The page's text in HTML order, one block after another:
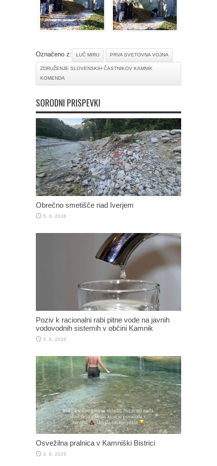
Označeno z: LUČ MIRU PRVA SVETOVNA VOJNA
ZDRUŽENJE SLOVENSKIH ČASTNIKOV KAMNIK
KOMENDA
SORODNI PRISPEVKI
Obrečno smetišče nad Iverjem
5. 8. 2026
Poziv k racionalni rabi pitne vode na javnih
vodovodnih sistemih v občini Kamnik
5. 8. 2026
Osvežilna pralnica v Kamniški Bistrici
4. 8. 2026